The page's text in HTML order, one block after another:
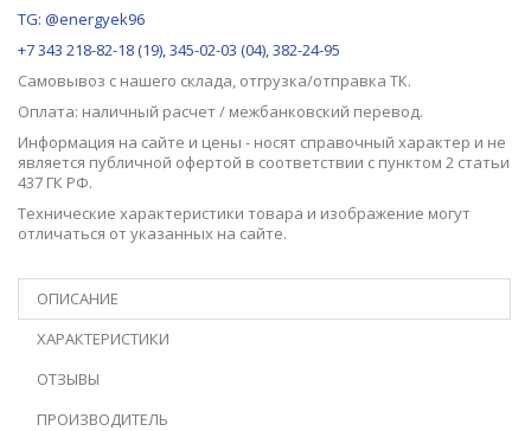
TG: @energyek96
+7 343 218-82-18 (19), 345-02-03 (04), 382-24-95
Самовывоз с нашего склада, отгрузка/отправка ТК.
Оплата: наличный расчет / межбанковский перевод.
Информация на сайте и цены - носят справочный характер и не
является публичной офертой в соответствии с пунктом 2 статьи
437 ГК РФ.
Технические характеристики товара и изображение могут
отличаться от указанных на сайте.
ОПИСАНИЕ
ХАРАКТЕРИСТИКИ
ОТЗЫВЫ
ПРОИЗВОДИТЕЛЬ